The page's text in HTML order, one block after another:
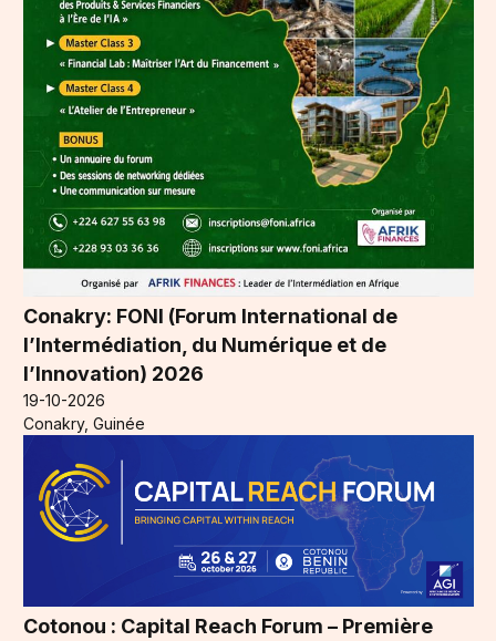
Conakry: FONI (Forum International de
l’Intermédiation, du Numérique et de
l’Innovation) 2026
19-10-2026
Conakry, Guinée
Cotonou : Capital Reach Forum – Première